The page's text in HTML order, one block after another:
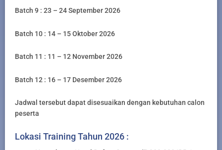
Batch 9 : 23 – 24 September 2026
Batch 10 : 14 – 15 Oktober 2026
Batch 11 : 11 – 12 November 2026
Batch 12 : 16 – 17 Desember 2026
Jadwal tersebut dapat disesuaikan dengan kebutuhan calon
peserta
Lokasi Training Tahun 2026 :